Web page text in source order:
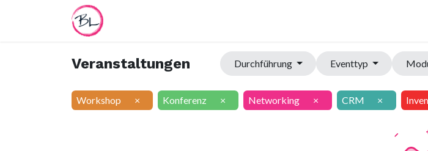
Veranstaltungen Durchführung Eventtyp
Workshop × Konferenz × Networking × CRM ×